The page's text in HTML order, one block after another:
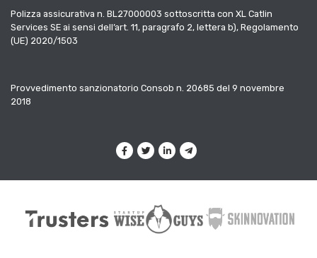
Polizza assicurativa n. BL27000003 sottoscritta con XL Catlin
Services SE ai sensi dell’art. 11, paragrafo 2, lettera b), Regolamento
(UE) 2020/1503
Provvedimento sanzionatorio Consob n. 20685 del 9 novembre
2018